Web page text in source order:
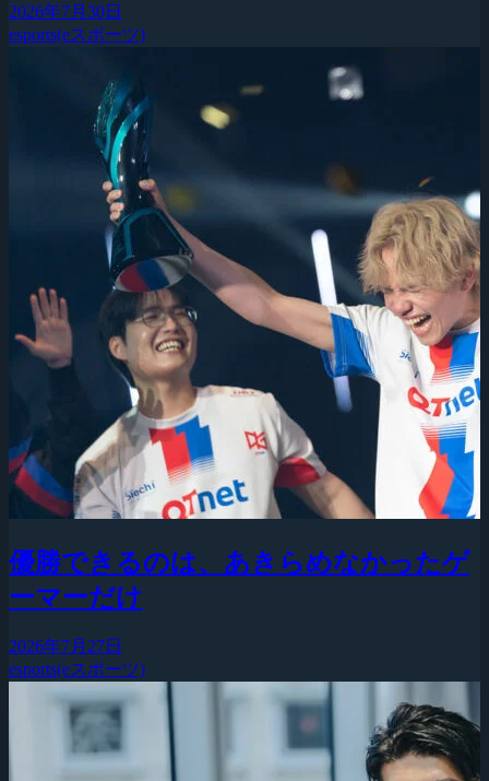
2026年7月30日
esports(eスポーツ)
優勝できるのは、あきらめなかったゲ
ーマーだけ
2026年7月27日
esports(eスポーツ)